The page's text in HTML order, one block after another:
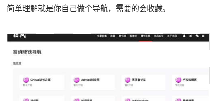
简单理解就是你自己做个导航，需要的会收藏。